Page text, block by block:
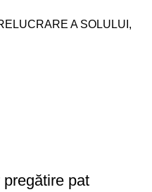
A SOLULUI ,
pat